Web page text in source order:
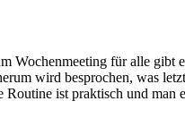
Wochenmeeting für alle gibt
wird besprochen, was
ist praktisch und man